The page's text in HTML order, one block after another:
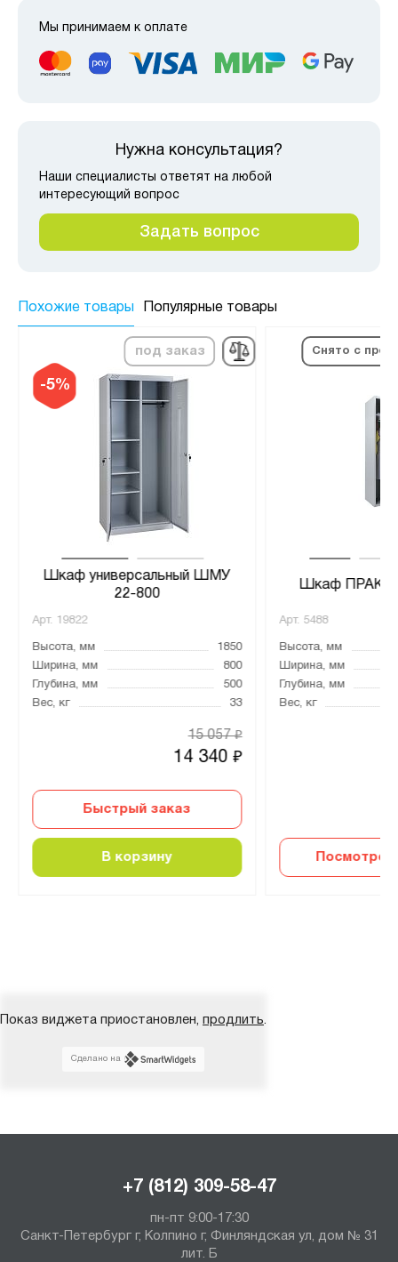
Мы принимаем к оплате
Нужна консультация?
Наши специалисты ответят на любой
интересующий вопрос
Задать вопрос
Похожие товары Популярные товары
-5%
под заказ
Шкаф универсальный ШМУ
22-800
Арт. 19822
Высота, мм
1850
Ширина, мм
800
Глубина, мм
500
Вес, кг
33
14 340₽
15 057₽
Быстрый заказ
В корзину
Снято с
Шкаф
Арт. 5488
Высота, мм
Ширина, мм
Глубина, мм
Вес, кг
Показ виджета приостановлен, продлить.
Сделано на
+7 (812) 309-58-47
пн-пт 9:00-17:30
Санкт-Петербург г, Колпино г, Финляндская ул, дом № 31
лит. Б